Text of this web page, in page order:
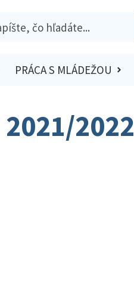
PRÁCA S MLÁDEŽOU
2022